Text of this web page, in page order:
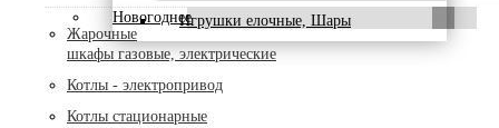
НовогоднееИгрушки елочные, Шары
Жарочные
шкафы газовые, электрические
Котлы - электропривод
Котлы стационарные